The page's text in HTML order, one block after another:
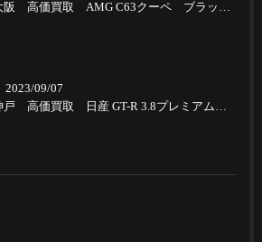
大阪 高価買取 AMG C63クーペ ブラックSパフォーマンス
2023/09/07
神戸 高価買取 日産 GT-R 3.8プレミアムエディション